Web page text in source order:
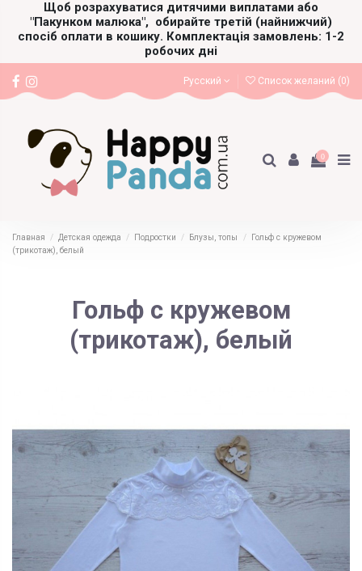
Щоб розрахуватися дитячими виплатами або
"Пакунком малюка", обирайте третій (найнижчий)
спосіб оплати в кошику. Комплектація замовлень: 1-2
робочих дні
Русский Список желаний (0)
0
Главная Детская одежда Подростки Блузы, топы
Гольф с кружевом
(трикотаж), белый
Гольф с кружевом
(трикотаж), белый